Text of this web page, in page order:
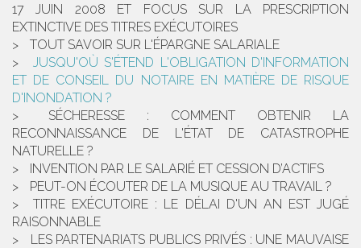
17 JUIN 2008 ET FOCUS SUR LA PRESCRIPTION
EXTINCTIVE DES TITRES EXÉCUTOIRES
TOUT SAVOIR SUR L'ÉPARGNE SALARIALE
JUSQU'OÙ S'ÉTEND L'OBLIGATION D'INFORMATION
ET DE CONSEIL DU NOTAIRE EN MATIÈRE DE RISQUE
D'INONDATION ?
SÉCHERESSE : COMMENT OBTENIR LA
RECONNAISSANCE DE L'ÉTAT DE CATASTROPHE
NATURELLE ?
INVENTION PAR LE SALARIÉ ET CESSION D’ACTIFS
PEUT-ON ÉCOUTER DE LA MUSIQUE AU TRAVAIL ?
TITRE EXÉCUTOIRE : LE DÉLAI D'UN AN EST JUGÉ
RAISONNABLE
LES PARTENARIATS PUBLICS PRIVÉS : UNE MAUVAISE